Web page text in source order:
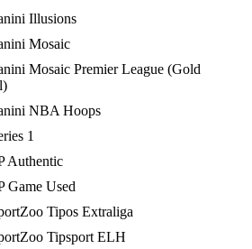
Illusions
Mosaic
Mosaic Premier League (Gold
NBA Hoops
1
Authentic
Game Used
Tipos Extraliga
Tipsport ELH